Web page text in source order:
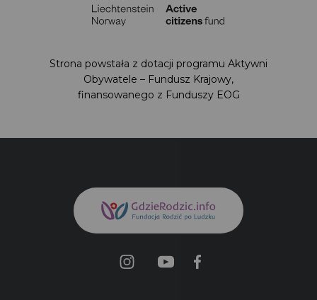
Strona powstała z dotacji programu Aktywni
Obywatele – Fundusz Krajowy,
finansowanego z Funduszy EOG